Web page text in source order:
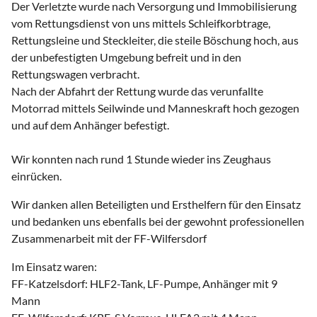
Der Verletzte wurde nach Versorgung und Immobilisierung
vom Rettungsdienst von uns mittels Schleifkorbtrage,
Rettungsleine und Steckleiter, die steile Böschung hoch, aus
der unbefestigten Umgebung befreit und in den
Rettungswagen verbracht.
Nach der Abfahrt der Rettung wurde das verunfallte
Motorrad mittels Seilwinde und Manneskraft hoch gezogen
und auf dem Anhänger befestigt.
Wir konnten nach rund 1 Stunde wieder ins Zeughaus
einrücken.
Wir danken allen Beteiligten und Ersthelfern für den Einsatz
und bedanken uns ebenfalls bei der gewohnt professionellen
Zusammenarbeit mit der FF-Wilfersdorf
Im Einsatz waren:
FF-Katzelsdorf: HLF2-Tank, LF-Pumpe, Anhänger mit 9
Mann